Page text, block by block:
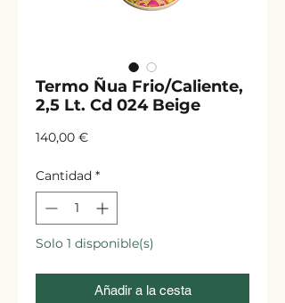
Termo Ñua Frio/Caliente,
2,5 Lt. Cd 024 Beige
140,00 €Precio
Cantidad *
Solo 1 disponible(s)
Añadir a la cesta